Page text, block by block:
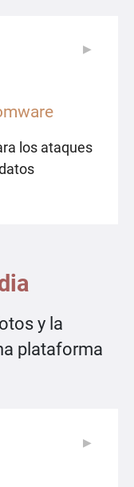
los ataques
▶
y la
plataforma
▶